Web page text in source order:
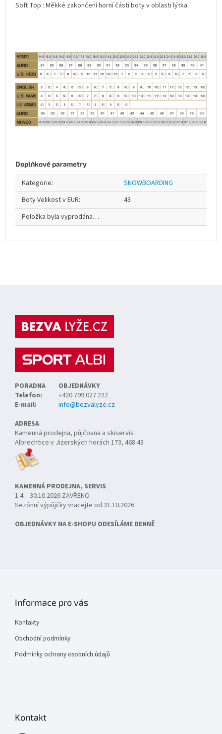
Soft Top : Měkké zakončení horní části boty v oblasti lýtka.
Doplňkové parametry
Kategorie:
SNOWBOARDING
Boty Velikost v EUR:
43
Položka byla vyprodána…
PORADNA
OBJEDNÁVKY
Telefon:
+420 799 027 222
E-mail:
info@bezvalyze.cz
ADRESA
Kamenná prodejna, půjčovna a skiservis
Albrechtice v Jizerských horách 173, 468 43
KAMENNÁ PRODEJNA, SERVIS
1.4. - 30.10.2026 ZAVŘENO
Sezónní výpůjčky vracejte od 31.10.2026
OBJEDNÁVKY NA E-SHOPU ODESÍLÁME DENNĚ
Informace pro vás
Kontakty
Obchodní podmínky
Podmínky ochrany osobních údajů
Kontakt